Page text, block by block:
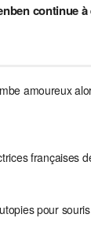
continue à
amoureux
françaises
pour